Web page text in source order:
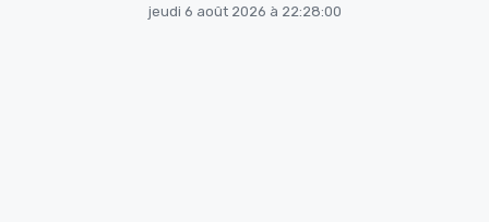
jeudi 6 août 2026 à 22:28:00